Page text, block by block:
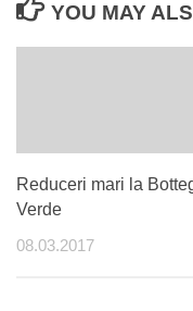
YOU MAY
Reduceri mari la
Verde
08.03.2017